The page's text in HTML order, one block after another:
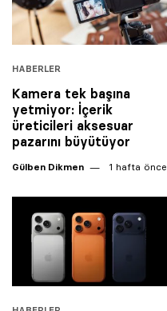
HABERLER
Kamera tek başına
yetmiyor: İçerik
üreticileri aksesuar
pazarını büyütüyor
Gülben Dikmen 1 hafta önce